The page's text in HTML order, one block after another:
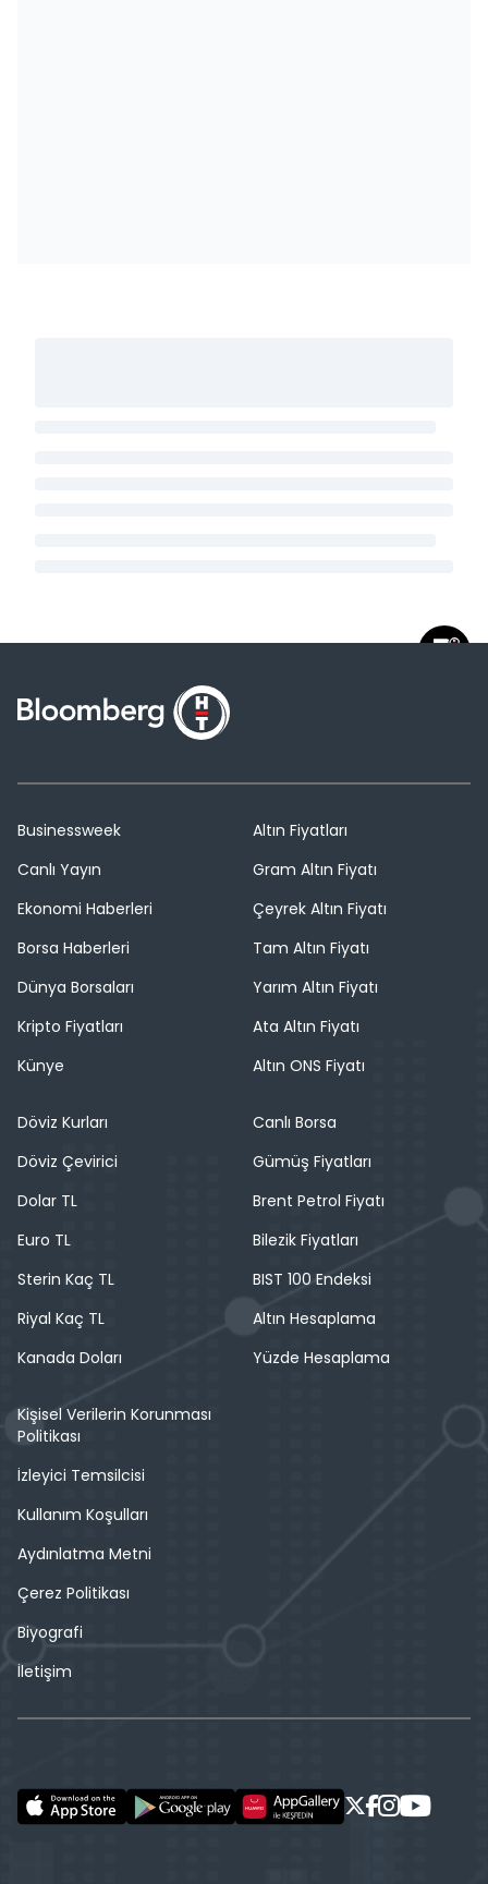
Businessweek
Canlı Yayın
Ekonomi Haberleri
Borsa Haberleri
Dünya Borsaları
Kripto Fiyatları
Künye
Altın Fiyatları
Gram Altın Fiyatı
Çeyrek Altın Fiyatı
Tam Altın Fiyatı
Yarım Altın Fiyatı
Ata Altın Fiyatı
Altın ONS Fiyatı
Döviz Kurları
Döviz Çevirici
Dolar TL
Euro TL
Sterin Kaç TL
Riyal Kaç TL
Kanada Doları
Canlı Borsa
Gümüş Fiyatları
Brent Petrol Fiyatı
Bilezik Fiyatları
BIST 100 Endeksi
Altın Hesaplama
Yüzde Hesaplama
Kişisel Verilerin Korunması
Politikası
İzleyici Temsilcisi
Kullanım Koşulları
Aydınlatma Metni
Çerez Politikası
Biyografi
İletişim